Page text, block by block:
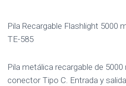
Pila Recargable Flashlight 5000
TE-585
Pila metálica recargable de
conector Tipo C. Entrada y